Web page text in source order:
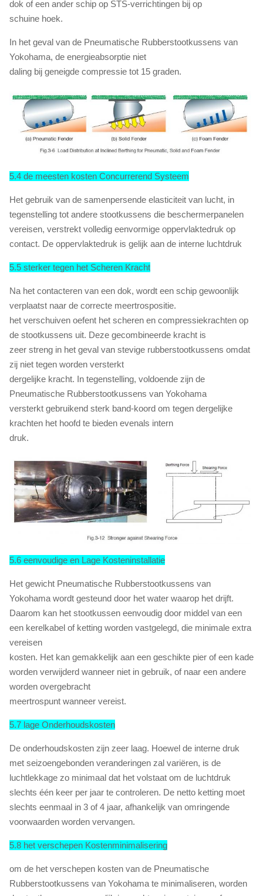
dok of een ander schip op STS-verrichtingen bij op
schuine hoek.
In het geval van de Pneumatische Rubberstootkussens van
Yokohama, de energieabsorptie niet
daling bij geneigde compressie tot 15 graden.
5.4 de meesten kosten Concurrerend Systeem
Het gebruik van de samenpersende elasticiteit van lucht, in
tegenstelling tot andere stootkussens die beschermerpanelen
vereisen, verstrekt volledig eenvormige oppervlaktedruk op
contact. De oppervlaktedruk is gelijk aan de interne luchtdruk
5.5 sterker tegen het Scheren Kracht
Na het contacteren van een dok, wordt een schip gewoonlijk
verplaatst naar de correcte meertrospositie.
het verschuiven oefent het scheren en compressiekrachten op
de stootkussens uit. Deze gecombineerde kracht is
zeer streng in het geval van stevige rubberstootkussens omdat
zij niet tegen worden versterkt
dergelijke kracht. In tegenstelling, voldoende zijn de
Pneumatische Rubberstootkussens van Yokohama
versterkt gebruikend sterk band-koord om tegen dergelijke
krachten het hoofd te bieden evenals intern
druk.
5.6 eenvoudige en Lage Kosteninstallatie
Het gewicht Pneumatische Rubberstootkussens van
Yokohama wordt gesteund door het water waarop het drijft.
Daarom kan het stootkussen eenvoudig door middel van een
een kerelkabel of ketting worden vastgelegd, die minimale extra
vereisen
kosten. Het kan gemakkelijk aan een geschikte pier of een kade
worden verwijderd wanneer niet in gebruik, of naar een andere
worden overgebracht
meertrospunt wanneer vereist.
5.7 lage Onderhoudskosten
De onderhoudskosten zijn zeer laag. Hoewel de interne druk
met seizoengebonden veranderingen zal variëren, is de
luchtlekkage zo minimaal dat het volstaat om de luchtdruk
slechts één keer per jaar te controleren. De netto ketting moet
slechts eenmaal in 3 of 4 jaar, afhankelijk van omringende
voorwaarden worden vervangen.
5.8 het verschepen Kostenminimalisering
om de het verschepen kosten van de Pneumatische
Rubberstootkussens van Yokohama te minimaliseren, worden